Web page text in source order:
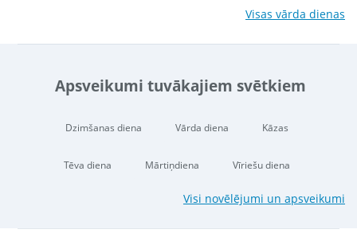
Visas vārda dienas
Apsveikumi tuvākajiem svētkiem
Dzimšanas diena Vārda diena Kāzas
Tēva diena Mārtiņdiena Vīriešu diena
Visi novēlējumi un apsveikumi